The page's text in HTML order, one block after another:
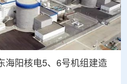
海阳核电5、6号机组建造